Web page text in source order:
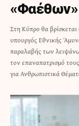
«Φαέθων»
Στη Κύπρο θα
υπουργός Εθνικής
παραλαβής των
τον επαναπατρισμό
για Ανθρωπιστικά